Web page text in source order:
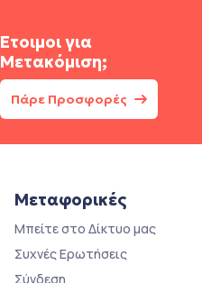
Έτοιμοι για
Μετακόμιση;
Πάρε Προσφορές
Μεταφορικές
Μπείτε στο Δίκτυο μας
Συχνές Ερωτήσεις
Σύνδεση